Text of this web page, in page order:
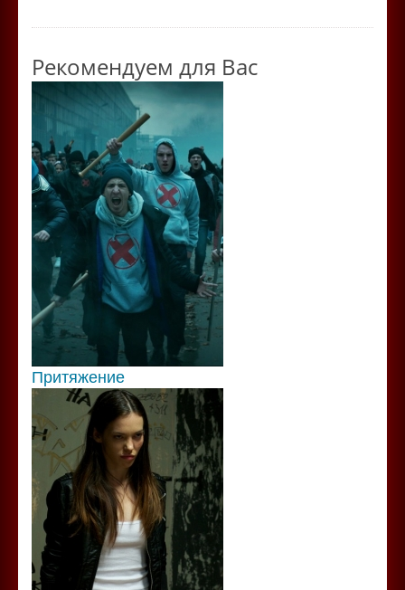
Рекомендуем для Вас
Притяжение